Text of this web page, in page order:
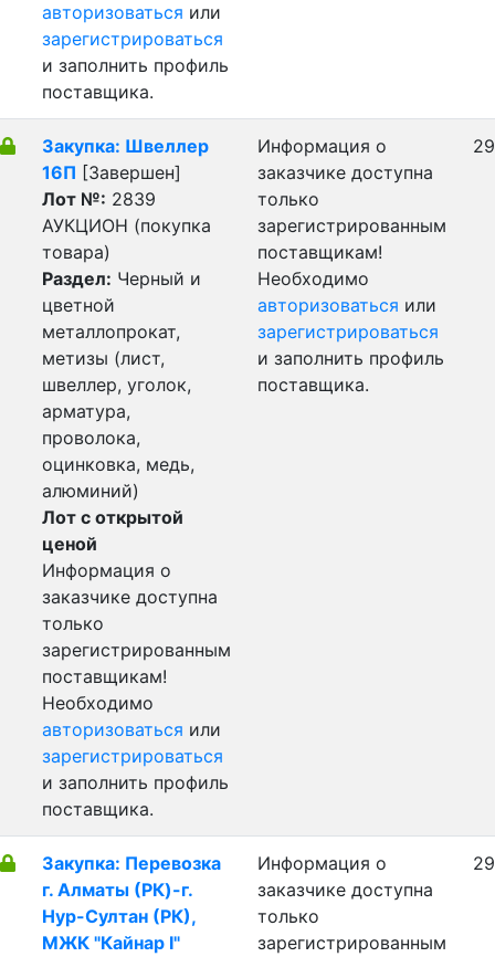
авторизоваться или
зарегистрироваться
и заполнить профиль
поставщика.
Закупка: Швеллер
16П [Завершен]
Лот №: 2839
АУКЦИОН (покупка
товара)
Раздел: Черный и
цветной
металлопрокат,
метизы (лист,
швеллер, уголок,
арматура,
проволока,
оцинковка, медь,
алюминий)
Лот с открытой
ценой
Информация о
заказчике доступна
только
зарегистрированным
поставщикам!
Необходимо
авторизоваться или
зарегистрироваться
и заполнить профиль
поставщика.
Информация о
заказчике доступна
только
зарегистрированным
поставщикам!
Необходимо
авторизоваться или
зарегистрироваться
и заполнить профиль
поставщика.
Закупка: Перевозка
г. Алматы (РК)-г.
Нур-Султан (РК),
МЖК "Кайнар I"
Информация о
заказчике доступна
только
зарегистрированным